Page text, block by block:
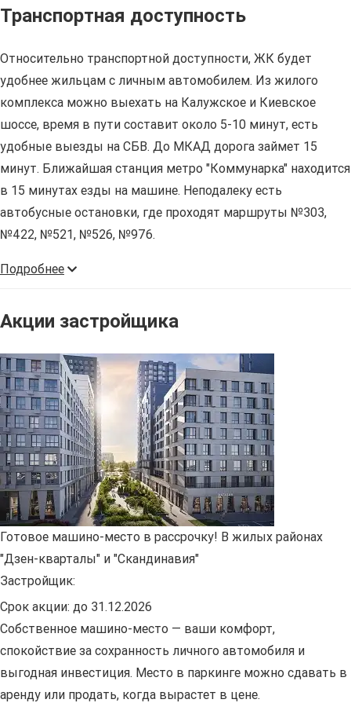
Транспортная доступность
Относительно транспортной доступности, ЖК будет
удобнее жильцам с личным автомобилем. Из жилого
комплекса можно выехать на Калужское и Киевское
шоссе, время в пути составит около 5-10 минут, есть
удобные выезды на СБВ. До МКАД дорога займет 15
минут. Ближайшая станция метро "Коммунарка" находится
в 15 минутах езды на машине. Неподалеку есть
автобусные остановки, где проходят маршруты №303,
№422, №521, №526, №976.
Подробнее
Акции застройщика
Готовое машино-место в рассрочку! В жилых районах
"Дзен-кварталы" и "Скандинавия"
Застройщик:
Срок акции: до 31.12.2026
Собственное машино-место — ваши комфорт,
спокойствие за сохранность личного автомобиля и
выгодная инвестиция. Место в паркинге можно сдавать в
аренду или продать, когда вырастет в цене.